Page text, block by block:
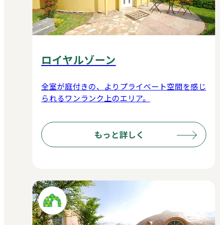
ロイヤルゾーン
全室が庭付きの、よりプライベート空間を感じ
られるワンランク上のエリア。
もっと詳しく